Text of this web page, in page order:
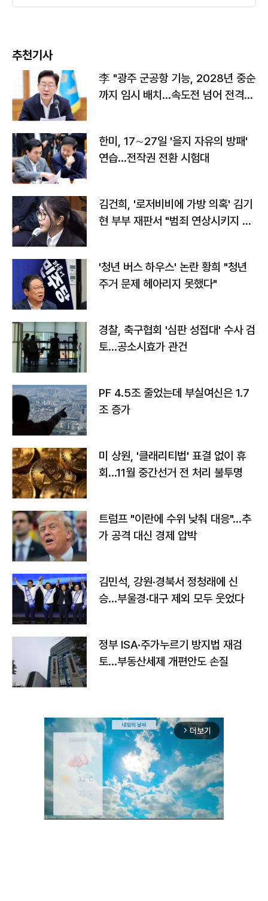
추천기사
李 "광주 군공항 기능, 2028년 중순
까지 임시 배치…속도전 넘어 전격
한미, 17∼27일 '을지 자유의 방패'
연습…전작권 전환 시험대
김건희, '로저비비에 가방 의혹' 김기
현 부부 재판서 "범죄 연상시키지 말
'청년 버스 하우스' 논란 황희 "청년
주거 문제 헤아리지 못했다"
경찰, 축구협회 '심판 성접대' 수사 검
토…공소시효가 관건
PF 4.5조 줄었는데 부실여신은 1.7
조 증가
미 상원, '클래리티법' 표결 없이 휴
회…11월 중간선거 전 처리 불투명
트럼프 "이란에 수위 낮춰 대응"…추
가 공격 대신 경제 압박
김민석, 강원·경북서 정청래에 신
승…부울경·대구 제외 모두 웃었다
정부 ISA·주가누르기 방지법 재검
토…부동산세제 개편안도 손질
arrow_forward_ios 더보기